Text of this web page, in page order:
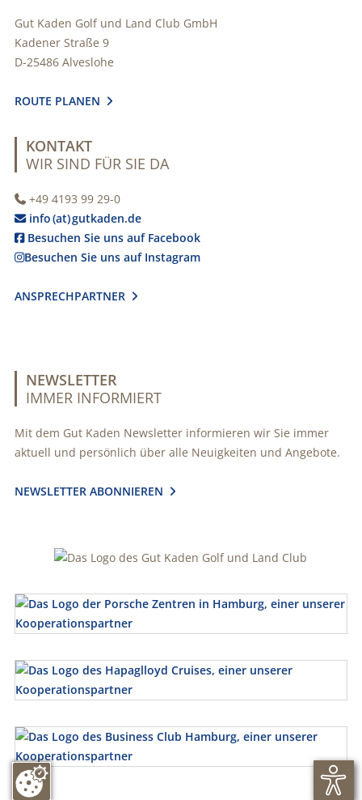
Gut Kaden Golf und Land Club GmbH
Kadener Straße 9
D-25486 Alveslohe
ROUTE PLANEN 
KONTAKT
WIR SIND FÜR SIE DA
+49 4193 99 29-0
info (at) gutkaden.de
Besuchen Sie uns auf Facebook
Besuchen Sie uns auf Instagram
ANSPRECHPARTNER 
NEWSLETTER
IMMER INFORMIERT
Mit dem Gut Kaden Newsletter informieren wir Sie immer
aktuell und persönlich über alle Neuigkeiten und Angebote.
NEWSLETTER ABONNIEREN 